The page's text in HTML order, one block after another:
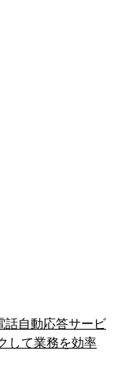
話自動応答サービ
して業務を効率